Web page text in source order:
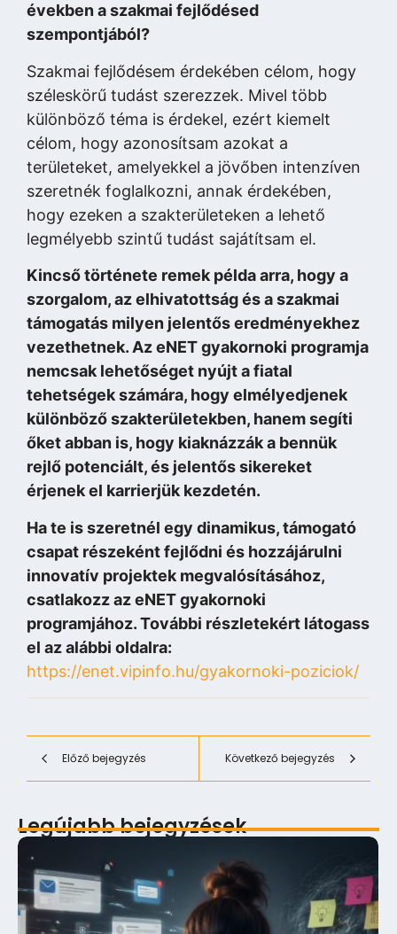
években a szakmai fejlődésed
szempontjából?
Szakmai fejlődésem érdekében célom, hogy
széleskörű tudást szerezzek. Mivel több
különböző téma is érdekel, ezért kiemelt
célom, hogy azonosítsam azokat a
területeket, amelyekkel a jövőben intenzíven
szeretnék foglalkozni, annak érdekében,
hogy ezeken a szakterületeken a lehető
legmélyebb szintű tudást sajátítsam el.
Kincső története remek példa arra, hogy a
szorgalom, az elhivatottság és a szakmai
támogatás milyen jelentős eredményekhez
vezethetnek. Az eNET gyakornoki programja
nemcsak lehetőséget nyújt a fiatal
tehetségek számára, hogy elmélyedjenek
különböző szakterületekben, hanem segíti
őket abban is, hogy kiaknázzák a bennük
rejlő potenciált, és jelentős sikereket
érjenek el karrierjük kezdetén.
Ha te is szeretnél egy dinamikus, támogató
csapat részeként fejlődni és hozzájárulni
innovatív projektek megvalósításához,
csatlakozz az eNET gyakornoki
programjához. További részletekért látogass
el az alábbi oldalra:
https://enet.vipinfo.hu/gyakornoki-poziciok/
Előző bejegyzés Következő bejegyzés
Legújabb bejegyzések